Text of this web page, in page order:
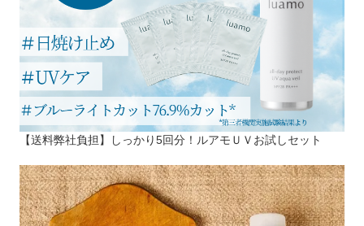
【送料弊社負担】しっかり5回分！ルアモＵＶお試しセット